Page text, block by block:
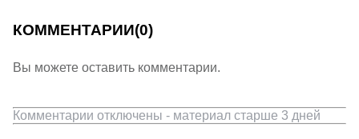
КОММЕНТАРИИ(0)
Вы можете оставить комментарии.
Комментарии отключены - материал старше 3 дней